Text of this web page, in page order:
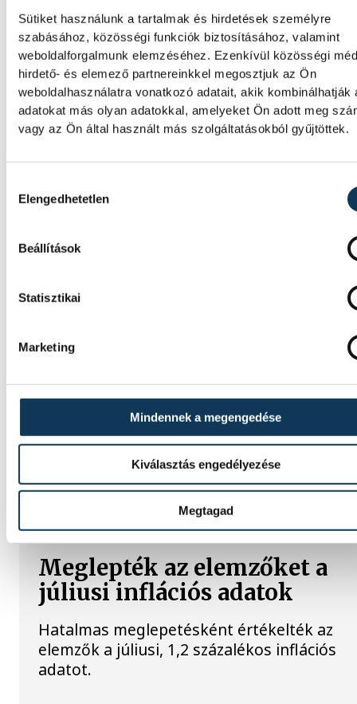
Sütiket használunk a tartalmak és hirdetések személyre
szabásához, közösségi funkciók biztosításához, valamint
weboldalforgalmunk elemzéséhez. Ezenkívül közösségi
hirdető- és elemező partnereinkkel megosztjuk az Ön
weboldalhasználatra vonatkozó adatait, akik kombinálhatják
adatokat más olyan adatokkal, amelyeket Ön adott meg
vagy az Ön által használt más szolgáltatásokból gyűjtöttek.
Elengedhetetlen
Beállítások
Statisztikai
Marketing
Mindennek a megengedése
Kiválasztás engedélyezése
Megtagad
BALATON
Egy furcsa halkonzerv lett
Év Strandétele - mutatjuk!
hirdette meg az év strandétele versenyt,
amelyre minden eddiginél több, 22
vendéglátóhely 44 étellel indult. Egy
Meglepték az elemzőket a
júliusi inflációs adatok
Hatalmas meglepetésként értékelték az
elemzők a júliusi, 1,2 százalékos inflációs
adatot.